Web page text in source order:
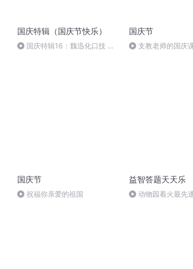
国庆特辑（国庆节快乐）
国庆特辑16：魏迅化口技 二
国庆节
支教老师的国庆
国庆节
祝福你亲爱的祖国
益智答题天天乐
动物园着火最先